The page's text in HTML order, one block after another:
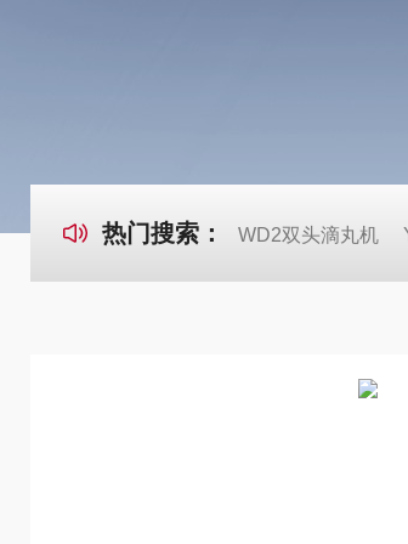
热门搜索： WD2双头滴丸机